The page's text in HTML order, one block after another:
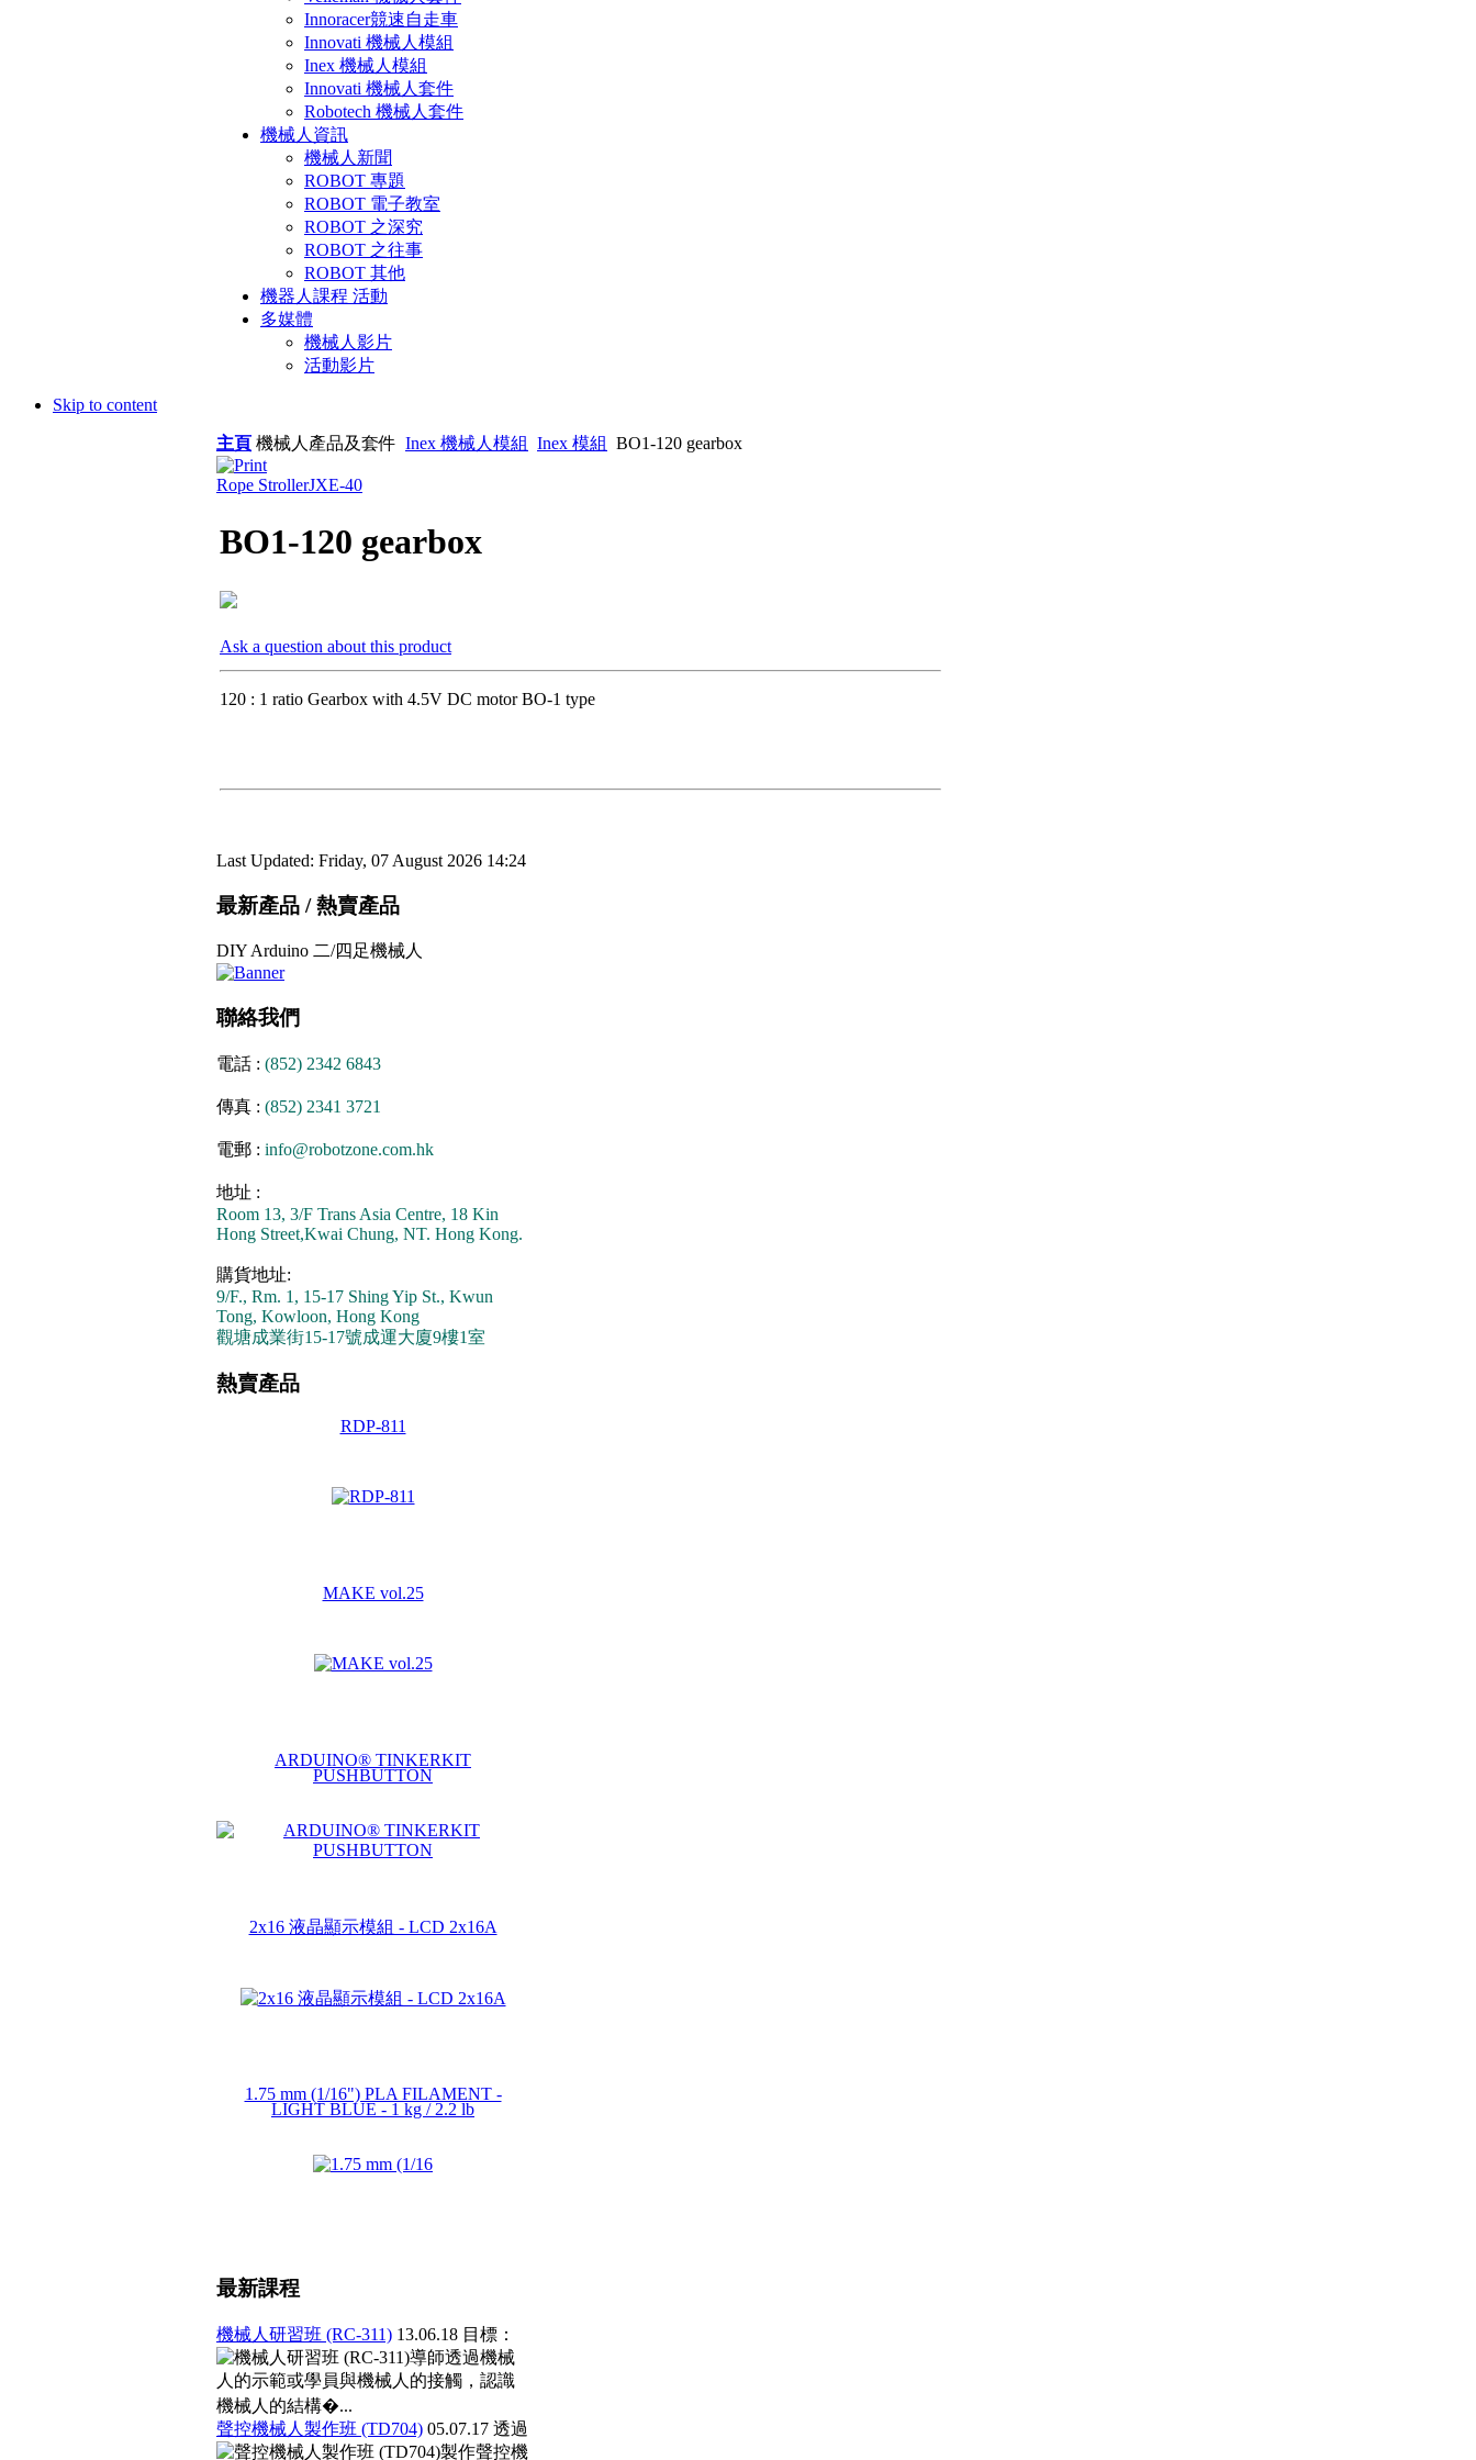
Innoracer競速自走車
Innovati 機械人模組
Inex 機械人模組
Innovati 機械人套件
Robotech 機械人套件
機械人資訊
機械人新聞
ROBOT 專題
ROBOT 電子教室
ROBOT 之深究
ROBOT 之往事
ROBOT 其他
機器人課程 活動
多媒體
機械人影片
活動影片
Skip to content
主頁 機械人產品及套件 Inex 機械人模組 Inex 模組 BO1-120 gearbox
Rope StrollerJXE-40
BO1-120 gearbox
Ask a question about this product
120 : 1 ratio Gearbox with 4.5V DC motor BO-1 type
Last Updated: Friday, 07 August 2026 14:24
最新產品 / 熱賣產品
DIY Arduino 二/四足機械人
聯絡我們
電話 : (852) 2342 6843
傳真 : (852) 2341 3721
電郵 : info@robotzone.com.hk
地址 :
Room 13, 3/F Trans Asia Centre, 18 Kin
Hong Street,Kwai Chung, NT. Hong Kong.
購貨地址:
9/F., Rm. 1, 15-17 Shing Yip St., Kwun
Tong, Kowloon, Hong Kong
觀塘成業街15-17號成運大廈9樓1室
熱賣產品
RDP-811
MAKE vol.25
ARDUINO® TINKERKIT
PUSHBUTTON
2x16 液晶顯示模組 - LCD 2x16A
1.75 mm (1/16") PLA FILAMENT -
LIGHT BLUE - 1 kg / 2.2 lb
最新課程
機械人研習班 (RC-311) 13.06.18 目標：
導師透過機械
人的示範或學員與機械人的接觸，認識
機械人的結構�...
聲控機械人製作班 (TD704) 05.07.17 透過
製作聲控機